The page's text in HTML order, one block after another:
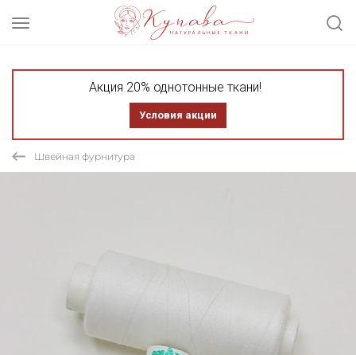
Акция 20% однотонные ткани!
Условия акции
Швейная фурнитура